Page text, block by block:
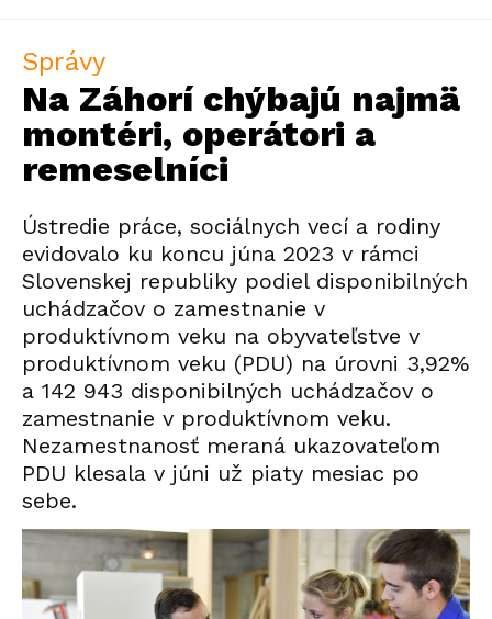
Správy
Na Záhorí chýbajú najmä
montéri, operátori a
remeselníci
Ústredie práce, sociálnych vecí a rodiny
evidovalo ku koncu júna 2023 v rámci
Slovenskej republiky podiel disponibilných
uchádzačov o zamestnanie v
produktívnom veku na obyvateľstve v
produktívnom veku (PDU) na úrovni 3,92%
a 142 943 disponibilných uchádzačov o
zamestnanie v produktívnom veku.
Nezamestnanosť meraná ukazovateľom
PDU klesala v júni už piaty mesiac po
sebe.